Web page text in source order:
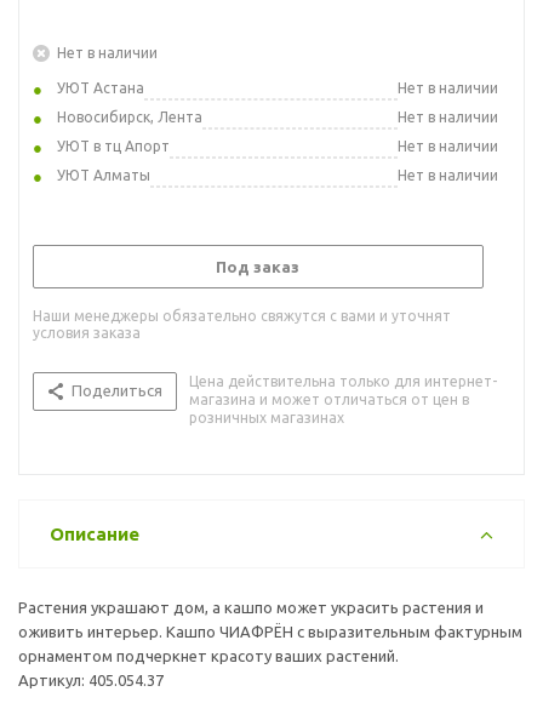
Нет в наличии
УЮТ Астана
Нет в наличии
Новосибирск, Лента
Нет в наличии
УЮТ в тц Апорт
Нет в наличии
УЮТ Алматы
Нет в наличии
Под заказ
Наши менеджеры обязательно свяжутся с вами и уточнят
условия заказа
Поделиться
Цена действительна только для интернет-
магазина и может отличаться от цен в
розничных магазинах
Описание
Растения украшают дом, а кашпо может украсить растения и
оживить интерьер. Кашпо ЧИАФРЁН c выразительным фактурным
орнаментом подчеркнет красоту ваших растений.
Артикул: 405.054.37